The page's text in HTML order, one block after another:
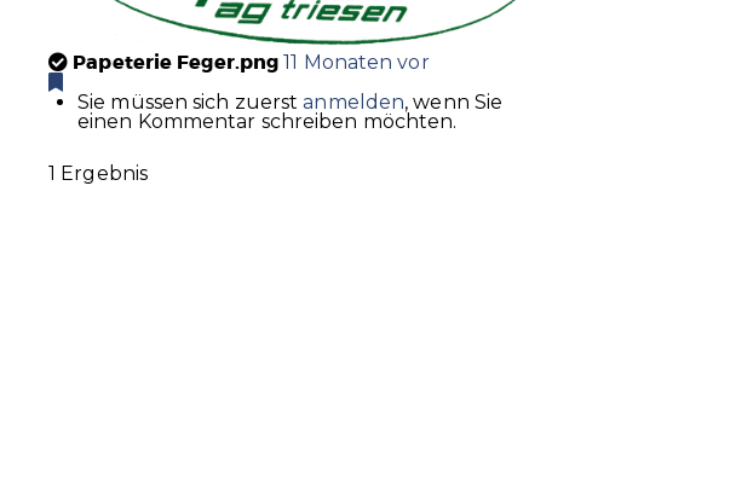
Papeterie Feger.png 11 Monaten vor
Sie müssen sich zuerstanmelden, wenn Sie
einen Kommentar schreiben möchten.
1 Ergebnis